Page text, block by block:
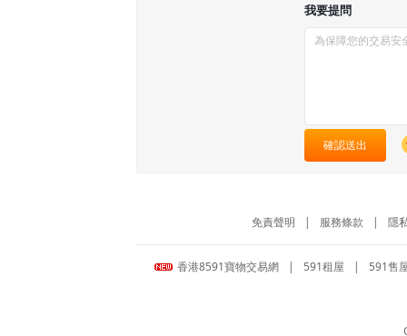
我要提問
確認送出
免責聲明 | 服務條款 | 隱
香港8591寶物交易網 | 591租屋 | 591售